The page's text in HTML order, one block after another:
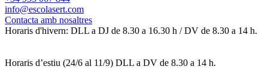
info@escolasert.com
Contacta amb nosaltres
Horaris d'hivern: DLL a DJ de 8.30 a 16.30 h / DV de 8.30 a 14 h.
Horaris d’estiu (24/6 al 11/9) DLL a DV de 8.30 a 14 h.